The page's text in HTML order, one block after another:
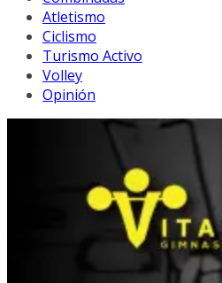
Atletismo
Ciclismo
Turismo Activo
Volley
Opinión